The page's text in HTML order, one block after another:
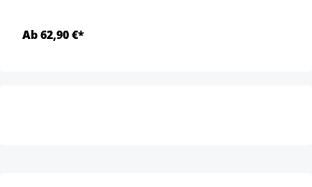
Ab 62,90 €*